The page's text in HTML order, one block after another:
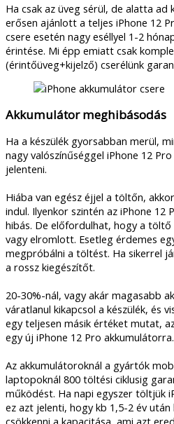
Ha csak az üveg sérül, de alatta ad
erősen ajánlott a teljes iPhone 12
csere esetén nagy eséllyel 1-2
érintése. Mi épp emiatt csak
(érintőüveg+kijelző) cserélünk
Akkumulátor meghibásodás
Ha a készülék gyorsabban merül,
nagy valószínűséggel iPhone 12
jelenteni.
Hiába van egész éjjel a töltőn,
indul. Ilyenkor szintén az iPhone 12
hibás. De előfordulhat, hogy a
vagy elromlott. Esetleg érdemes
megpróbálni a töltést. Ha sikerrel
a rossz kiegészítőt.
20-30%-nál, vagy akár magasabb
váratlanul kikapcsol a készülék, és
egy teljesen másik értéket mutat,
egy új iPhone 12 Pro akkumulátorra.
Az akkumulátoroknál a gyártók
laptopoknál 800 töltési ciklusig
működést. Ha napi egyszer töltjük
ez azt jelenti, hogy kb 1,5-2 év
csökkenni a kapacitása, ami azt